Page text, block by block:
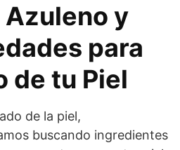
y
para
de tu Piel
de la piel,
buscando ingredientes